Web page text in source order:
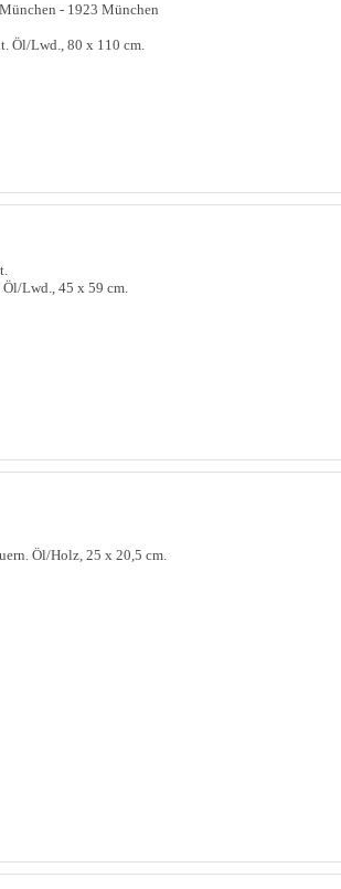
- 1923 München
Öl/Lwd., 80 x 110 cm.
Öl/Lwd., 45 x 59 cm.
Öl/Holz, 25 x 20,5 cm.